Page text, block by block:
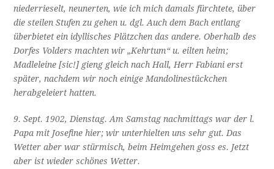
niederrieselt, neunerten, wie ich mich damals fürchtete, über
die steilen Stufen zu gehen u. dgl. Auch dem Bach entlang
überbietet ein idyllisches Plätzchen das andere. Oberhalb des
Dorfes Volders machten wir „Kehrtum“ u. eilten heim;
Madleleine [sic!] gieng gleich nach Hall, Herr Fabiani erst
später, nachdem wir noch einige Mandolinestückchen
herabgeleiert hatten.
9. Sept. 1902, Dienstag. Am Samstag nachmittags war der l.
Papa mit Josefine hier; wir unterhielten uns sehr gut. Das
Wetter aber war stürmisch, beim Heimgehen goss es. Jetzt
aber ist wieder schönes Wetter.